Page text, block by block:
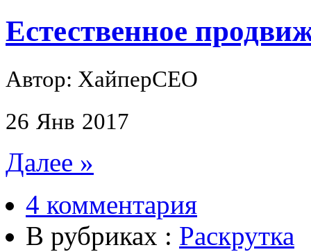
Естественное
Автор: ХайперСЕО
26 Янв 2017
Далее »
4 комментария
В рубриках : Раскрутка